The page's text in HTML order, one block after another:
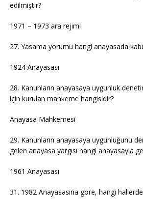
edilmiştir?
1971 – 1973 ara rejimi
27. Yasama yorumu hangi anayasada
1924 Anayasası
28. Kanunların anayasaya uygunluk
için kurulan mahkeme hangisidir?
Anayasa Mahkemesi
29. Kanunların anayasaya uygunluğunu
gelen anayasa yargısı hangi anayasayla
1961 Anayasası
31. 1982 Anayasasına göre, hangi